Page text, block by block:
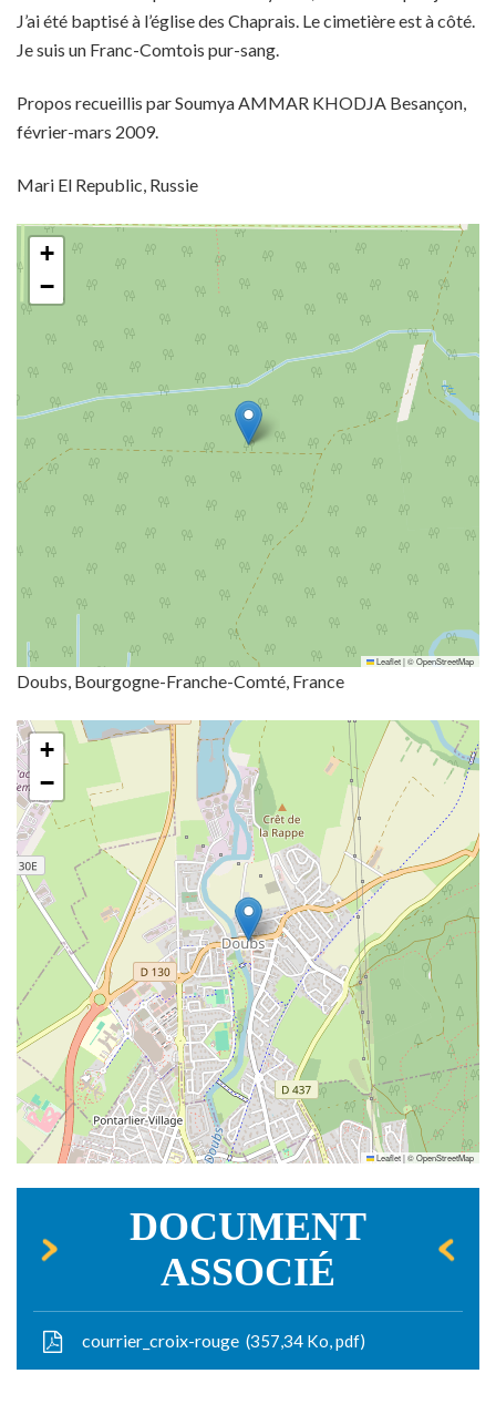
J’ai été baptisé à l’église des Chaprais. Le cimetière est à côté.
Je suis un Franc-Comtois pur-sang.
Propos recueillis par Soumya AMMAR KHODJA Besançon,
février-mars 2009.
Mari El Republic, Russie
+
−
Leaflet|©OpenStreetMap
Doubs, Bourgogne-Franche-Comté, France
+
−
Leaflet|©OpenStreetMap
DOCUMENT
ASSOCIÉ
courrier_croix-rouge 357,34 Ko, pdf